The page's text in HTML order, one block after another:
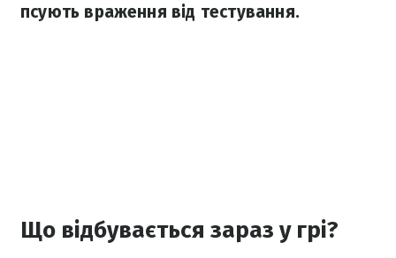
псують враження від тестування.
Що відбувається зараз у грі?